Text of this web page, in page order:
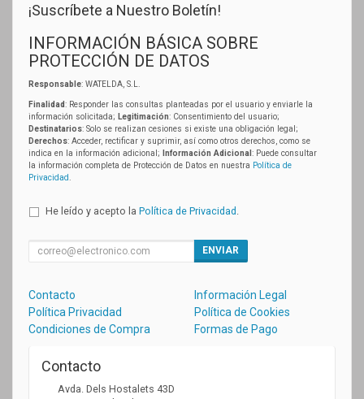
¡Suscríbete a Nuestro Boletín!
INFORMACIÓN BÁSICA SOBRE
PROTECCIÓN DE DATOS
Responsable: WATELDA, S.L.
Finalidad: Responder las consultas planteadas por el usuario y enviarle la
información solicitada; Legitimación: Consentimiento del usuario;
Destinatarios: Solo se realizan cesiones si existe una obligación legal;
Derechos: Acceder, rectificar y suprimir, así como otros derechos, como se
indica en la información adicional;
Información Adicional : Puede consultar
la información completa de Protección de Datos en nuestra Política de
Privacidad
He leído y acepto la Política de Privacidad
ENVIAR
Contacto
Información Legal
Política Privacidad
Política de Cookies
Condiciones de Compra
Formas de Pago
Contacto
Avda. Dels Hostalets 43D